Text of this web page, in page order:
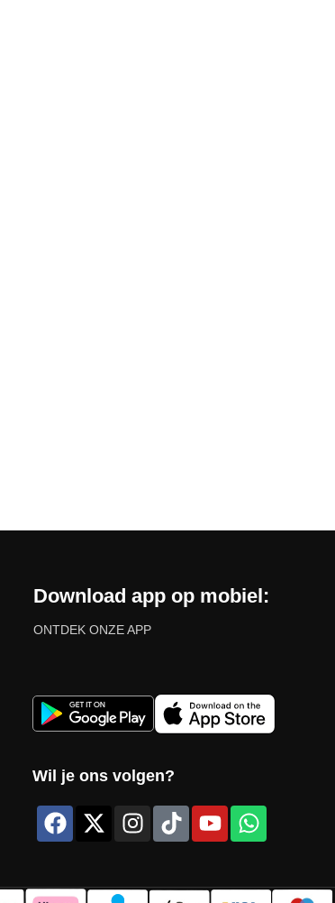
Download app op mobiel:
ONTDEK ONZE APP
Wil je ons volgen?